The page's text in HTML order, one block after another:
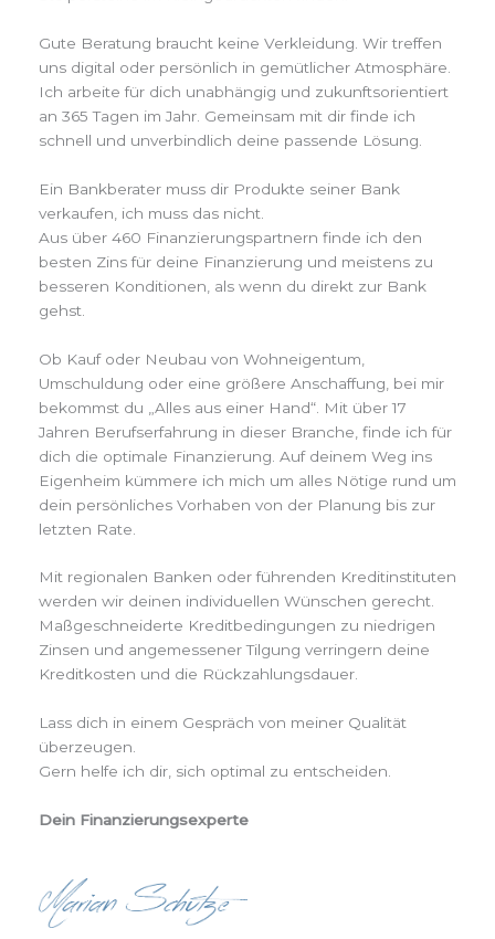
Gute Beratung braucht keine Verkleidung. Wir treffen
uns digital oder persönlich in gemütlicher Atmosphäre.
Ich arbeite für dich unabhängig und zukunftsorientiert
an 365 Tagen im Jahr. Gemeinsam mit dir finde ich
schnell und unverbindlich deine passende Lösung.
Ein Bankberater muss dir Produkte seiner Bank
verkaufen, ich muss das nicht.
Aus über 460 Finanzierungspartnern finde ich den
besten Zins für deine Finanzierung und meistens zu
besseren Konditionen, als wenn du direkt zur Bank
gehst.
Ob Kauf oder Neubau von Wohneigentum,
Umschuldung oder eine größere Anschaffung, bei mir
bekommst du „Alles aus einer Hand“. Mit über 17
Jahren Berufserfahrung in dieser Branche, finde ich für
dich die optimale Finanzierung. Auf deinem Weg ins
Eigenheim kümmere ich mich um alles Nötige rund um
dein persönliches Vorhaben von der Planung bis zur
letzten Rate.
Mit regionalen Banken oder führenden Kreditinstituten
werden wir deinen individuellen Wünschen gerecht.
Maßgeschneiderte Kreditbedingungen zu niedrigen
Zinsen und angemessener Tilgung verringern deine
Kreditkosten und die Rückzahlungsdauer.
Lass dich in einem Gespräch von meiner Qualität
überzeugen.
Gern helfe ich dir, sich optimal zu entscheiden.
Dein Finanzierungsexperte